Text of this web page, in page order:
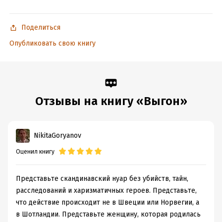
В формате PDF A4 сохранен издательский макет книги.
418615
Дата поступления:
ISBN (EAN):
Переводчик:
Мария Агеева
Поделиться
Опубликовать свою книгу
Отзывы на книгу «Выгон»
NikitaGoryanov
Оценил книгу
Представьте скандинавский нуар без убийств, тайн,
расследований и харизматичных героев. Представьте,
что действие происходит не в Швеции или Норвегии, а
в Шотландии. Представьте женщину, которая родилась